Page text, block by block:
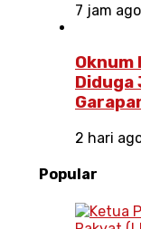
7 jam ago
Oknum
Diduga
2 hari
Popular